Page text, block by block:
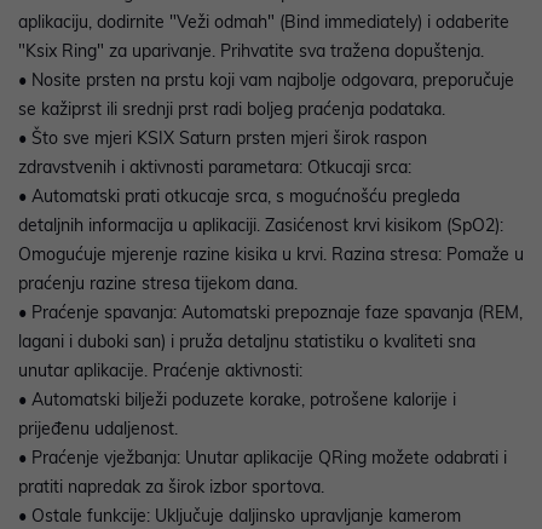
aplikaciju, dodirnite "Veži odmah" (Bind immediately) i odaberite
"Ksix Ring" za uparivanje. Prihvatite sva tražena dopuštenja.
• Nosite prsten na prstu koji vam najbolje odgovara, preporučuje
se kažiprst ili srednji prst radi boljeg praćenja podataka.
• Što sve mjeri KSIX Saturn prsten mjeri širok raspon
zdravstvenih i aktivnosti parametara: Otkucaji srca:
• Automatski prati otkucaje srca, s mogućnošću pregleda
detaljnih informacija u aplikaciji. Zasićenost krvi kisikom (SpO2):
Omogućuje mjerenje razine kisika u krvi. Razina stresa: Pomaže u
praćenju razine stresa tijekom dana.
• Praćenje spavanja: Automatski prepoznaje faze spavanja (REM,
lagani i duboki san) i pruža detaljnu statistiku o kvaliteti sna
unutar aplikacije. Praćenje aktivnosti:
• Automatski bilježi poduzete korake, potrošene kalorije i
prijeđenu udaljenost.
• Praćenje vježbanja: Unutar aplikacije QRing možete odabrati i
pratiti napredak za širok izbor sportova.
• Ostale funkcije: Uključuje daljinsko upravljanje kamerom